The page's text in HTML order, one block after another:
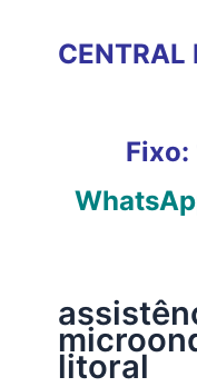
CENTRAL
Fixo:
litoral